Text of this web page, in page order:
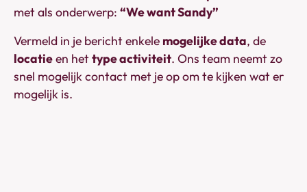
met als onderwerp: “We want Sandy”
Vermeld in je bericht enkele mogelijke data, de
locatieen hettype activiteit. Ons team neemt zo
snel mogelijk contact met je op om te kijken wat er
mogelijk is.